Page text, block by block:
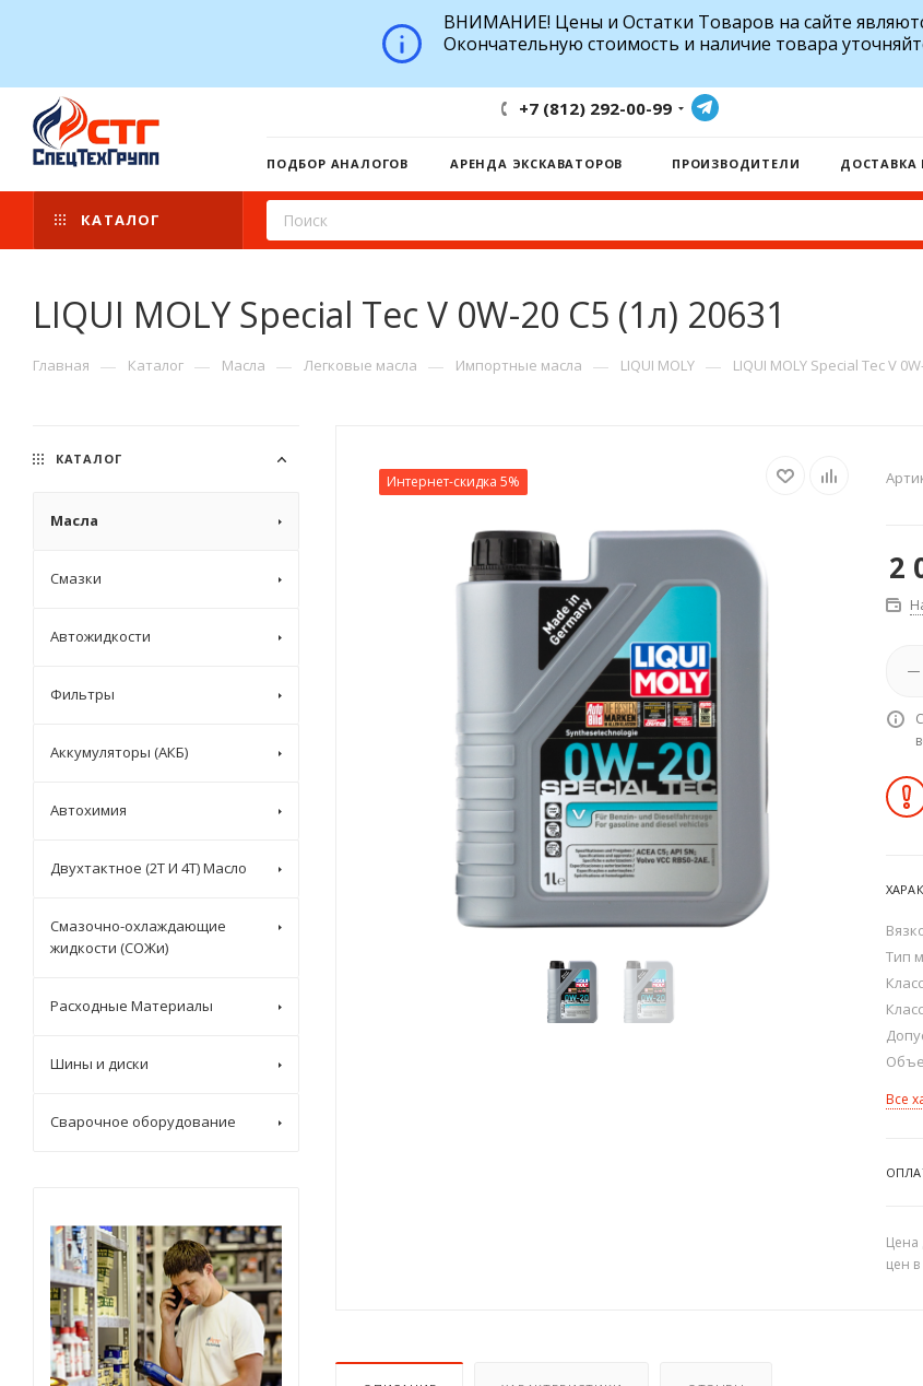
ВНИМАНИЕ! Цены и Остатки Товаров на сайте
Окончательную стоимость и наличие товара
+7 (812) 292-00-99
ПОДБОР АНАЛОГОВ АРЕНДА ЭКСКАВАТОРОВ ПРОИЗВОДИТЕЛИ ДОСТАВКА
КАТАЛОГ
LIQUI MOLY Special Tec V 0W-20 C5 (1л) 20631
Главная — Каталог — Масла — Легковые масла — Импортные масла — LIQUI MOLY — LIQUI MOLY Special Tec V
Интернет-скидка 5%
2
Тип
Все
Цена
цен
КАТАЛОГ
Масла
Смазки
Автожидкости
Фильтры
Аккумуляторы (АКБ)
Автохимия
Двухтактное (2T И 4T) Масло
Смазочно-охлаждающие
жидкости (СОЖи)
Расходные Материалы
Шины и диски
Сварочное оборудование